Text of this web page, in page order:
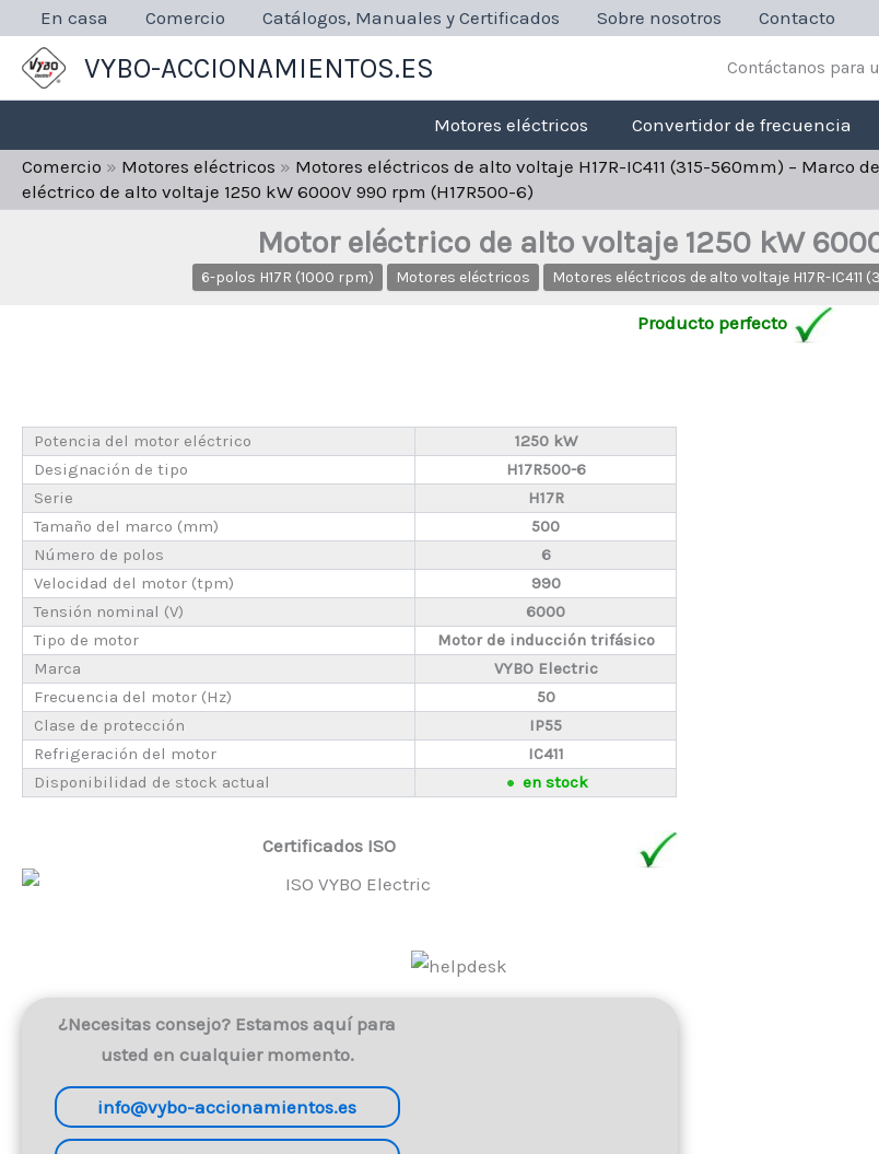
contenido
En casa Comercio Catálogos, Manuales y Certificados Sobre nosotros Contacto
VYBO-ACCIONAMIENTOS.ES Contáctanos para
Motores eléctricos Convertidor de frecuencia
Comercio » Motores eléctricos » Motores eléctricos de alto voltaje H17R-IC411 (315-560mm) – Marco
eléctrico de alto voltaje 1250 kW 6000V 990 rpm (H17R500-6)
Motor eléctrico de alto voltaje 1250 kW
6-polos H17R (1000 rpm) Motores eléctricos Motores eléctricos de alto voltaje H17R-IC411
Producto perfecto
Potencia del motor eléctrico
1250 kW
Designación de tipo
H17R500-6
Serie
H17R
Tamaño del marco (mm)
500
Número de polos
6
Velocidad del motor (tpm)
990
Tensión nominal (V)
6000
Tipo de motor
Motor de inducción trifásico
Marca
VYBO Electric
Frecuencia del motor (Hz)
50
Clase de protección
IP55
Refrigeración del motor
IC411
Disponibilidad de stock actual
en stock
Certificados ISO
¿Necesitas consejo? Estamos aquí para
usted en cualquier momento.
info@vybo-accionamientos.es